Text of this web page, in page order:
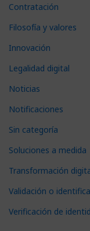
Contratación
Filosofía y valores
Innovación
Legalidad digital
Noticias
Notificaciones
Sin categoría
Soluciones a medida
Transformación
Validación o
Verificación de